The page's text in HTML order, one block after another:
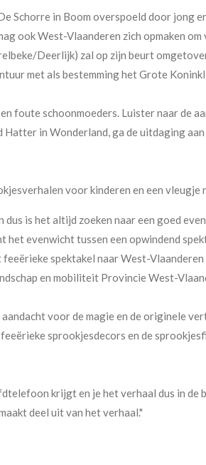
in Boom overspoeld door jong
ook West-Vlaanderen zich opmaken
Deerlijk) zal op zijn beurt
met als bestemming het Grote
foute schoonmoeders. Luister naar de
in Wonderland, ga de uitdaging
voor kinderen en een
is het altijd zoeken naar een goed
evenwicht tussen een opwindend
spektakel naar West-Vlaanderen
en mobiliteit Provincie West-
voor de magie en de originele
sprookjesdecors en de
krijgt en je het verhaal dus in de
deel uit van het verhaal."